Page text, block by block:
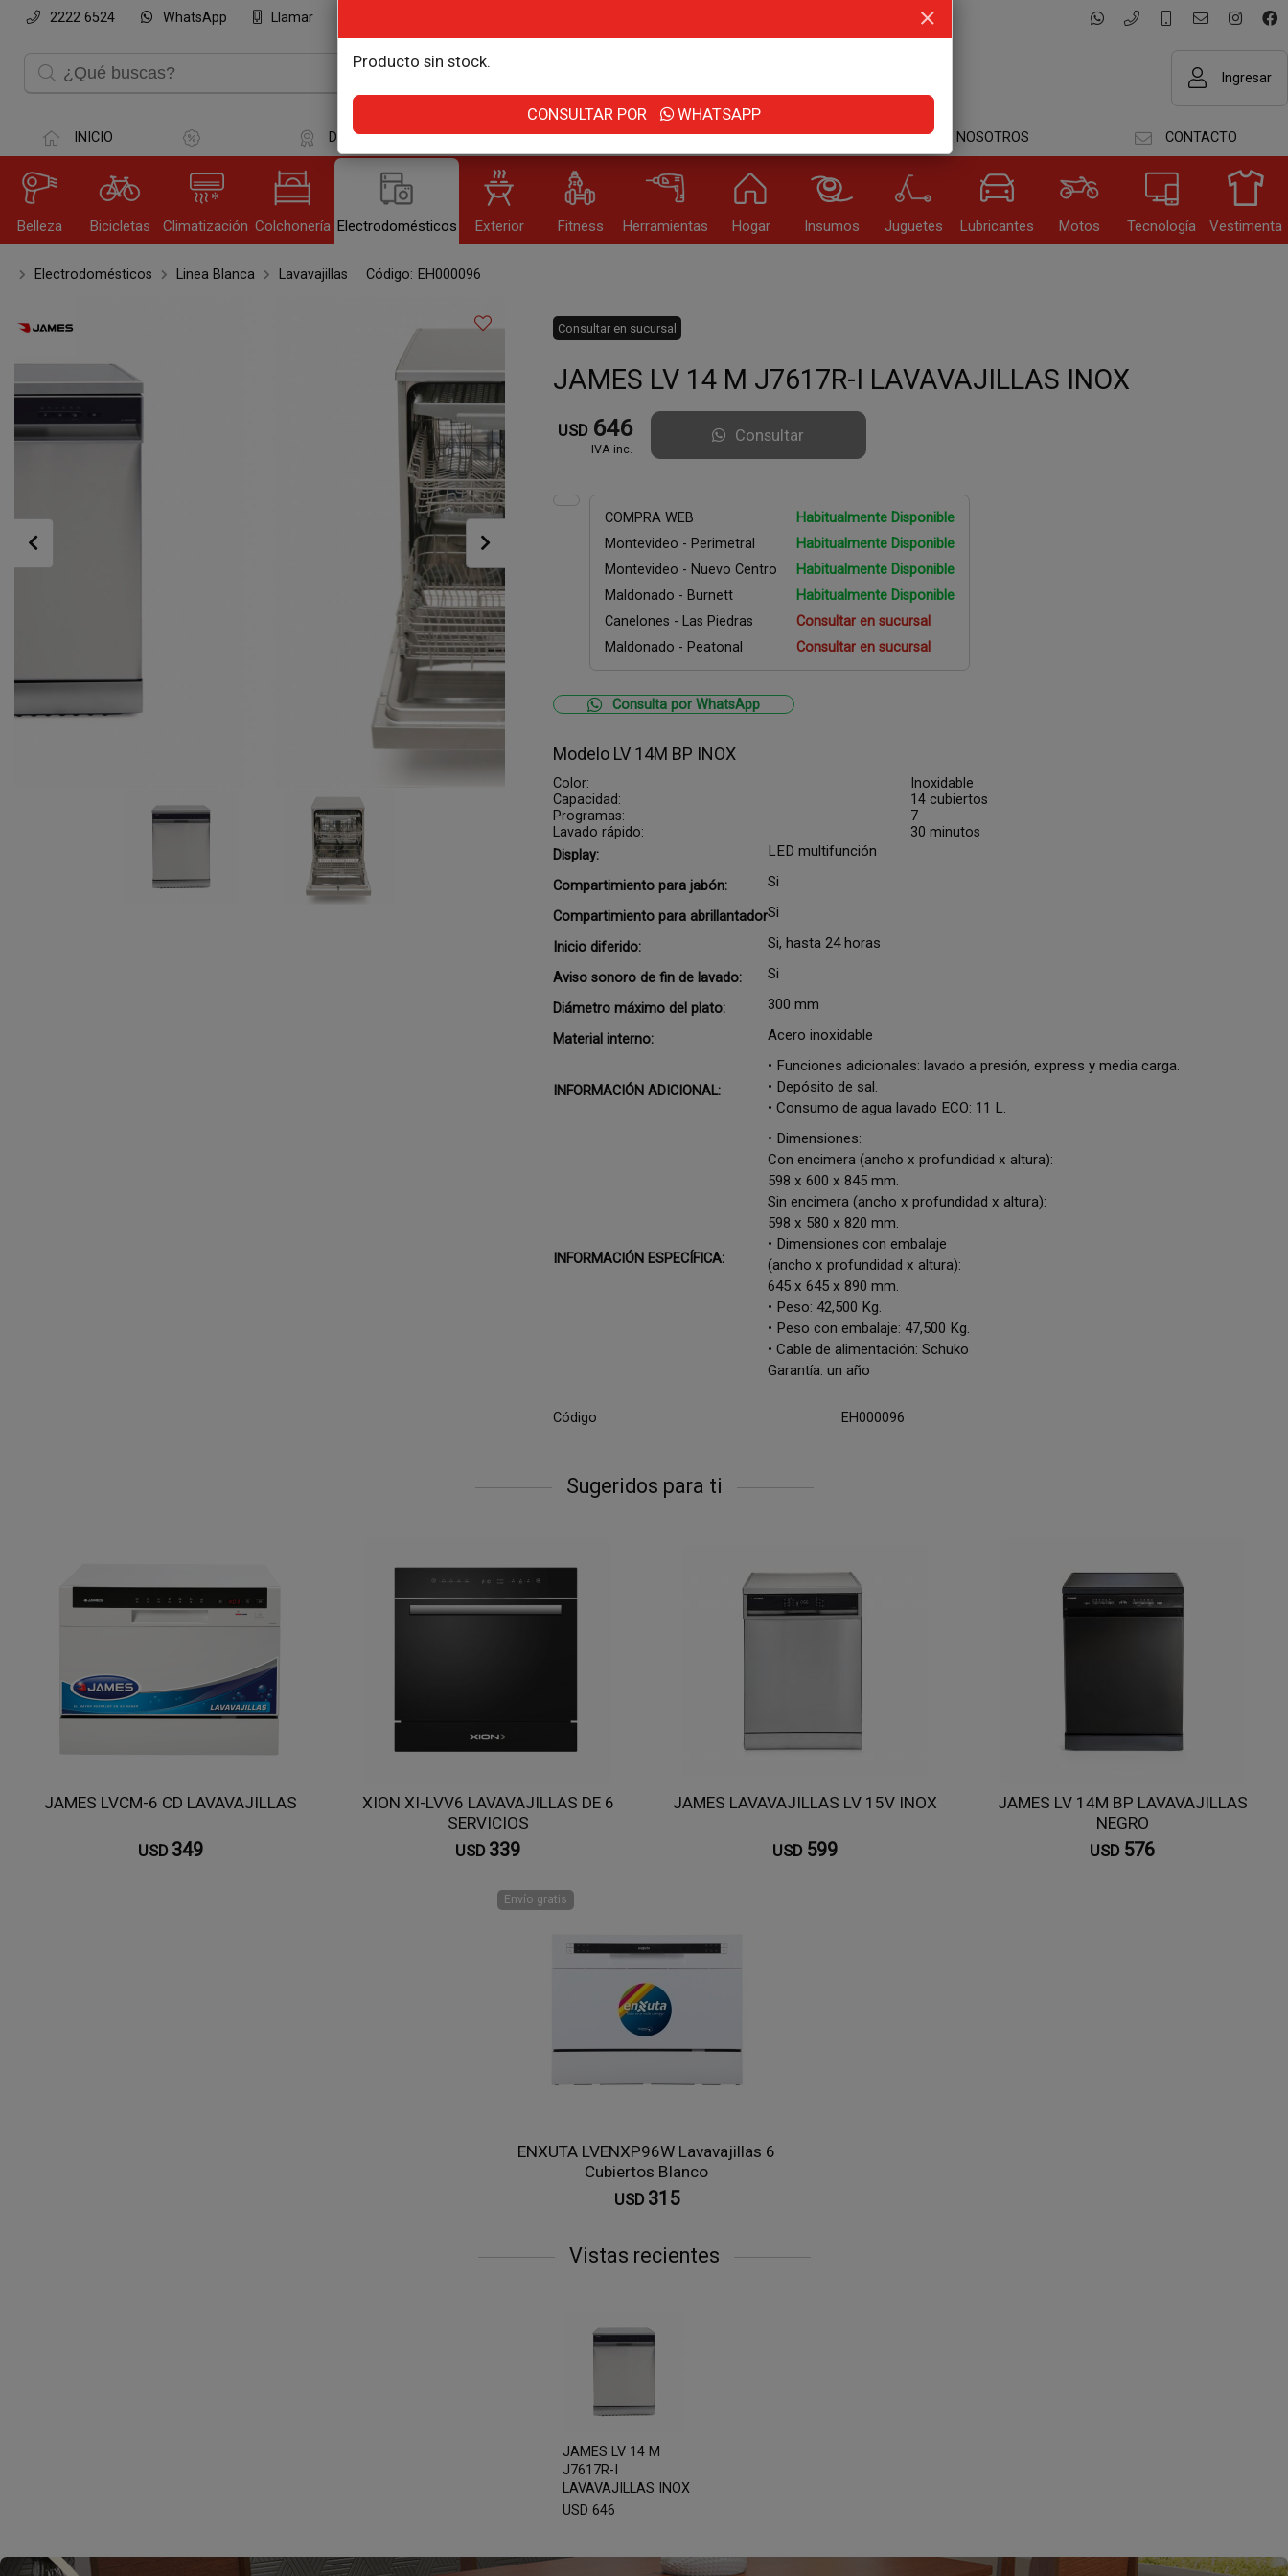
Producto sin stock.
CONSULTAR POR WHATSAPP
2222 6524 WhatsApp Llamar
Recordar datos
INGRESAR
Olvidé mi clave Registro
Ingresar
INICIO DESTACADOS DIA DEL NIÑO OUTLET NOSOTROS CONTACTO
Belleza Bicicletas Climatización Colchonería Electrodomésticos Exterior Fitness Herramientas Hogar Insumos Juguetes Lubricantes Motos Tecnología Vestimenta
Electrodomésticos Linea Blanca Lavavajillas Código: EH000096
Consultar en sucursal
JAMES LV 14 M J7617R-I LAVAVAJILLAS INOX
USD 646
IVA inc.
Consultar
COMPRA WEB
Habitualmente Disponible
Montevideo - Perimetral
Habitualmente Disponible
Montevideo - Nuevo Centro
Habitualmente Disponible
Maldonado - Burnett
Habitualmente Disponible
Canelones - Las Piedras
Consultar en sucursal
Maldonado - Peatonal
Consultar en sucursal
Consulta por WhatsApp
Modelo LV 14M BP INOX
Color:
Inoxidable
Capacidad:
14 cubiertos
Programas:
7
Lavado rápido:
30 minutos
Display:
LED multifunción
Compartimiento para jabón: Si
Compartimiento para abrillantadorSi
Inicio diferido: Si, hasta 24 horas
Aviso sonoro de fin de lavado: Si
Diámetro máximo del plato: 300 mm
Material interno: Acero inoxidable
INFORMACIÓN ADICIONAL:
• Funciones adicionales: lavado a presión, express y media carga.
• Depósito de sal.
• Consumo de agua lavado ECO: 11 L.
INFORMACIÓN ESPECÍFICA:
• Dimensiones:
Con encimera (ancho x profundidad x altura):
598 x 600 x 845 mm.
Sin encimera (ancho x profundidad x altura):
598 x 580 x 820 mm.
• Dimensiones con embalaje
(ancho x profundidad x altura):
645 x 645 x 890 mm.
• Peso: 42,500 Kg.
• Peso con embalaje: 47,500 Kg.
• Cable de alimentación: Schuko
Garantía: un año
Código EH000096
Sugeridos para ti
JAMES LVCM-6 CD LAVAVAJILLAS
USD 349
XION XI-LVV6 LAVAVAJILLAS DE 6
SERVICIOS
USD 339
JAMES LAVAVAJILLAS LV 15V INOX
USD 599
JAMES LV 14M BP LAVAVAJILLAS
NEGRO
USD 576
Envío gratis
ENXUTA LVENXP96W Lavavajillas 6
Cubiertos Blanco
USD 315
Vistas recientes
JAMES LV 14 M
J7617R-I
LAVAVAJILLAS INOX
USD 646